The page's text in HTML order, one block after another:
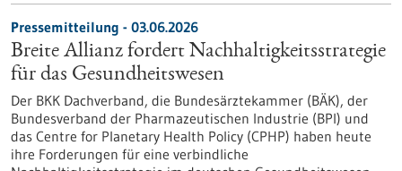
Pressemitteilung - 03.06.2026
Breite Allianz fordert Nachhaltigkeitsstrategie
für das Gesundheitswesen
Der BKK Dachverband, die Bundesärztekammer (BÄK), der
Bundesverband der Pharmazeutischen Industrie (BPI) und
das Centre for Planetary Health Policy (CPHP) haben heute
ihre Forderungen für eine verbindliche